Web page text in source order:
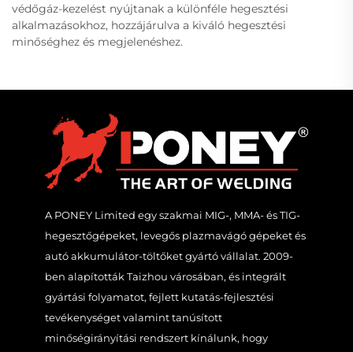
védőgáz-kezelést nyújtanak a különféle hegesztési
alkalmazásokhoz, hozzájárulva a kiváló hegesztési
minőséghez és megjelenéshez.
A PONEY Limited egy szakmai MIG-, MMA- és TIG-
hegesztőgépeket, levegős plazmavágó gépeket és
autó akkumulátor-töltőket gyártó vállalat. 2009-
ben alapították Taizhou városában, és integrált
gyártási folyamatot, fejlett kutatás-fejlesztési
tevékenységet valamint tanúsított
minőségirányítási rendszert kínálunk, hogy